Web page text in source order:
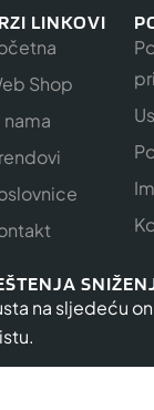
LINKOVI
Shop
nama
na sljedeću